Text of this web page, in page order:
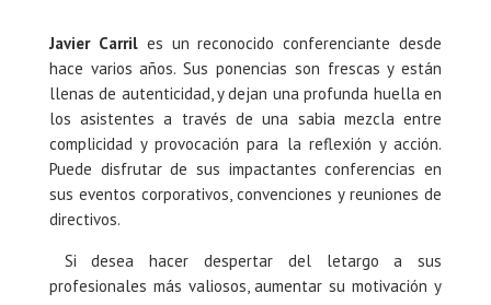
Javier Carril es un reconocido conferenciante desde
hace varios años. Sus ponencias son frescas y están
llenas de autenticidad, y dejan una profunda huella en
los asistentes a través de una sabia mezcla entre
complicidad y provocación para la reflexión y acción.
Puede disfrutar de sus impactantes conferencias en
sus eventos corporativos, convenciones y reuniones de
directivos.
Si desea hacer despertar del letargo a sus
profesionales más valiosos, aumentar su motivación y